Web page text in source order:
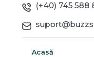
(+40) 745 588
Acasă